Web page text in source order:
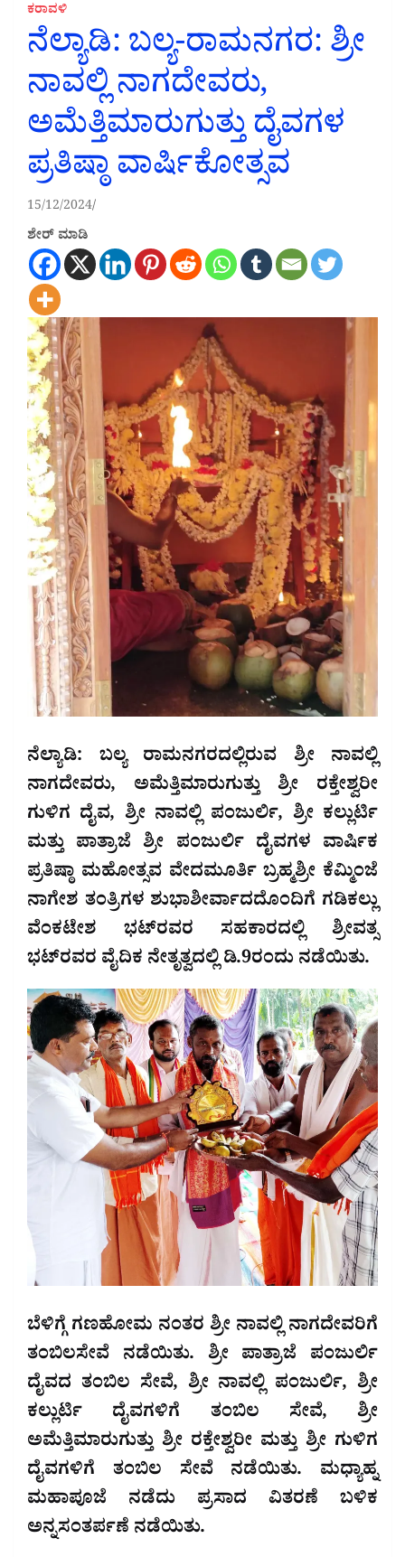
ಕರಾವಳಿ
ನೆಲ್ಯಾಡಿ: ಬಲ್ಯ-ರಾಮನಗರ: ಶ್ರೀ
ನಾವಲ್ಲಿ ನಾಗದೇವರು,
ಅಮೆತ್ತಿಮಾರುಗುತ್ತು ದೈವಗಳ
ಪ್ರತಿಷ್ಠಾ ವಾರ್ಷಿಕೋತ್ಸವ
15/12/2024
ಶೇರ್ ಮಾಡಿ
ನೆಲ್ಯಾಡಿ: ಬಲ್ಯ ರಾಮನಗರದಲ್ಲಿರುವ ಶ್ರೀ ನಾವಲ್ಲಿ
ನಾಗದೇವರು, ಅಮೆತ್ತಿಮಾರುಗುತ್ತು ಶ್ರೀ ರಕ್ತೇಶ್ವರೀ
ಗುಳಿಗ ದೈವ, ಶ್ರೀ ನಾವಲ್ಲಿ ಪಂಜುರ್ಲಿ, ಶ್ರೀ ಕಲ್ಲುರ್ಟಿ
ಮತ್ತು ಪಾತ್ರಾಜೆ ಶ್ರೀ ಪಂಜುರ್ಲಿ ದೈವಗಳ ವಾರ್ಷಿಕ
ಪ್ರತಿಷ್ಠಾ ಮಹೋತ್ಸವ ವೇದಮೂರ್ತಿ ಬ್ರಹ್ಮಶ್ರೀ ಕೆಮ್ಮಿಂಜೆ
ನಾಗೇಶ ತಂತ್ರಿಗಳ ಶುಭಾಶೀರ್ವಾದದೊಂದಿಗೆ ಗಡಿಕಲ್ಲು
ವೆಂಕಟೇಶ ಭಟ್‍ರವರ ಸಹಕಾರದಲ್ಲಿ ಶ್ರೀವತ್ಸ
ಭಟ್‍ರವರ ವೈದಿಕ ನೇತೃತ್ವದಲ್ಲಿ ಡಿ.9ರಂದು ನಡೆಯಿತು.
ಬೆಳಿಗ್ಗೆ ಗಣಹೋಮ ನಂತರ ಶ್ರೀ ನಾವಲ್ಲಿ ನಾಗದೇವರಿಗೆ
ತಂಬಿಲಸೇವೆ ನಡೆಯಿತು. ಶ್ರೀ ಪಾತ್ರಾಜೆ ಪಂಜುರ್ಲಿ
ದೈವದ ತಂಬಿಲ ಸೇವೆ, ಶ್ರೀ ನಾವಲ್ಲಿ ಪಂಜುರ್ಲಿ, ಶ್ರೀ
ಕಲ್ಲುರ್ಟಿ ದೈವಗಳಿಗೆ ತಂಬಿಲ ಸೇವೆ, ಶ್ರೀ
ಅಮೆತ್ತಿಮಾರುಗುತ್ತು ಶ್ರೀ ರಕ್ತೇಶ್ವರೀ ಮತ್ತು ಶ್ರೀ ಗುಳಿಗ
ದೈವಗಳಿಗೆ ತಂಬಿಲ ಸೇವೆ ನಡೆಯಿತು. ಮಧ್ಯಾಹ್ನ
ಮಹಾಪೂಜೆ ನಡೆದು ಪ್ರಸಾದ ವಿತರಣೆ ಬಳಿಕ
ಅನ್ನಸಂತರ್ಪಣೆ ನಡೆಯಿತು.